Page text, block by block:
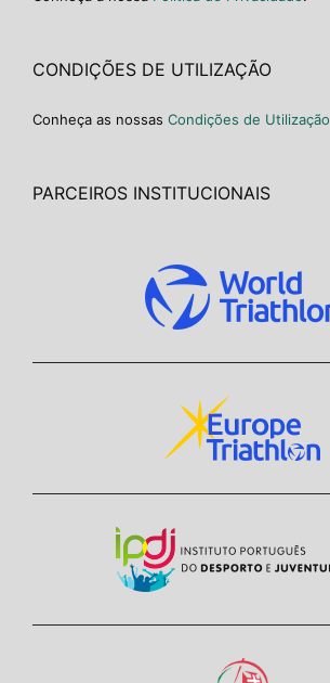
CONDIÇÕES DE UTILIZAÇÃO
Conheça as nossas Condições de Utilização
PARCEIROS INSTITUCIONAIS